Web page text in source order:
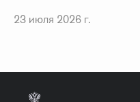
23 июля 2026 г.